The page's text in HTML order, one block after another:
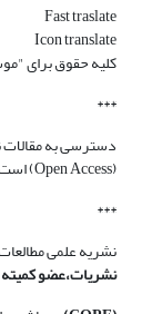
Fast traslate
Icon translate
کلیه حقوق برای
***
دسترسی به مقالات
(Open Access) است.
***
نشریه علمی
نشریات،عضو کمیته